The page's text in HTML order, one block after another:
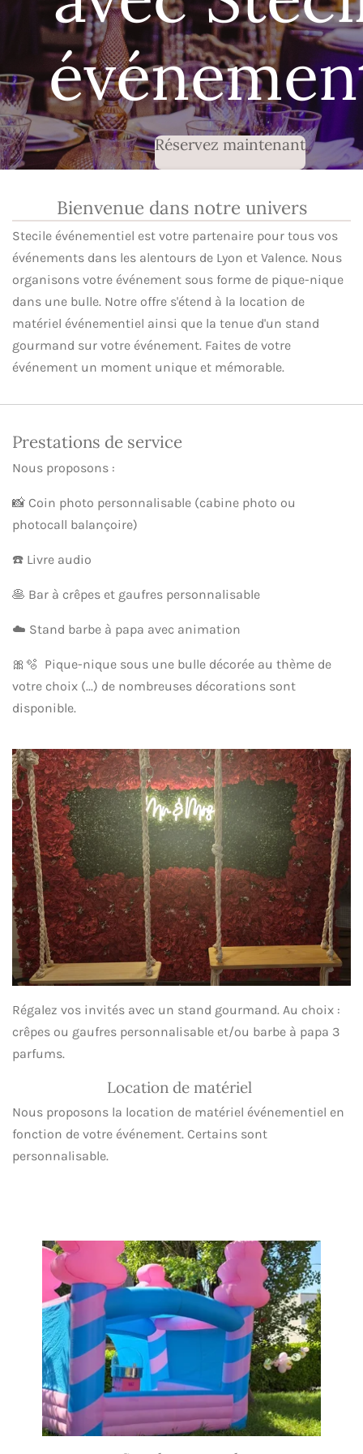
Réservez maintenant
Bienvenue dans notre univers
Stecile événementiel est votre partenaire pour tous vos
événements dans les alentours de Lyon et Valence. Nous
organisons votre événement sous forme de pique-nique
dans une bulle. Notre offre s'étend à la location de
matériel événementiel ainsi que la tenue d'un stand
gourmand sur votre événement. Faites de votre
événement un moment unique et mémorable.
Prestations de service
Nous proposons :
📸 Coin photo personnalisable (cabine photo ou
photocall balançoire)
☎️ Livre audio
🥞 Bar à crêpes et gaufres personnalisable
☁️ Stand barbe à papa avec animation
🎀🫧 Pique-nique sous une bulle décorée au thème de
votre choix (...) de nombreuses décorations sont
disponible.
Régalez vos invités avec un stand gourmand. Au choix :
crêpes ou gaufres personnalisable et/ou barbe à papa 3
parfums.
Location de matériel
Nous proposons la location de matériel événementiel en
fonction de votre événement. Certains sont
personnalisable.